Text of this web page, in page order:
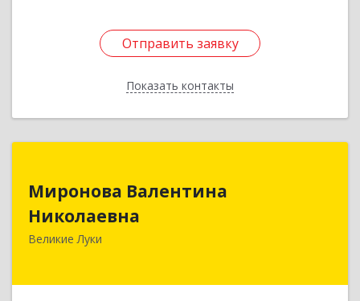
Отправить заявку
Показать контакты
Отправить заявку
Назад
Миронова Валентина
Николаевна
Великие Луки
Николаевна